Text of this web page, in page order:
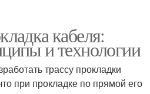
кабеля:
и технологии
трассу прокладки
при прокладке по прямой его